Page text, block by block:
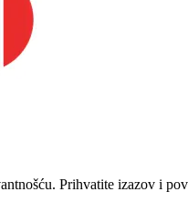
Prihvatite izazov i